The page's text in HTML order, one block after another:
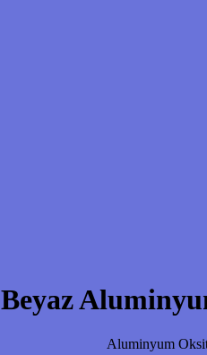
Beyaz
Aluminyum